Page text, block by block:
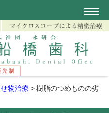
物治療 > 樹脂のつめものの劣